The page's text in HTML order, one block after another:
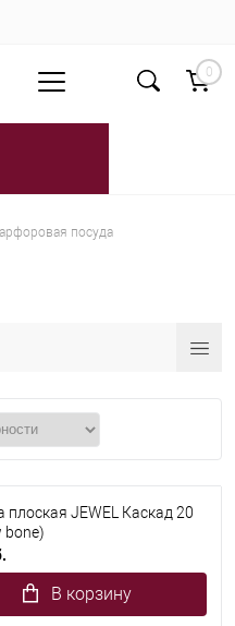
0
посуда
плоская JEWEL Каскад 20
bone)
В корзину